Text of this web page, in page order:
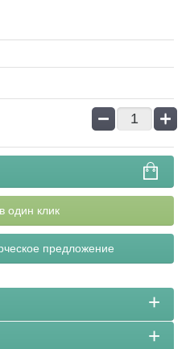
− +
один клик
предложение